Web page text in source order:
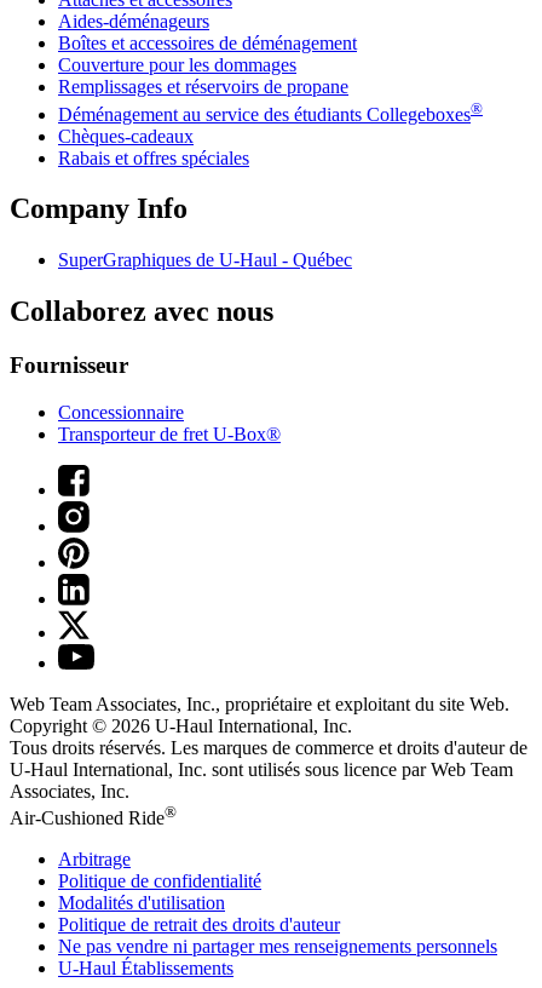
Aides-déménageurs
Boîtes et accessoires de déménagement
Couverture pour les dommages
Remplissages et réservoirs de propane
Déménagement au service des étudiants Collegeboxes®
Chèques-cadeaux
Rabais et offres spéciales
Company Info
SuperGraphiques de U-Haul - Québec
Collaborez avec nous
Fournisseur
Concessionnaire
Transporteur de fret U-Box®
Web Team Associates, Inc., propriétaire et exploitant du site Web.
Copyright © 2026 U-Haul International, Inc.
Tous droits réservés. Les marques de commerce et droits d'auteur de
U-Haul International, Inc. sont utilisés sous licence par Web Team
Associates, Inc.
Air-Cushioned Ride®
Arbitrage
Politique de confidentialité
Modalités d'utilisation
Politique de retrait des droits d'auteur
Ne pas vendre ni partager mes renseignements personnels
U-Haul Établissements